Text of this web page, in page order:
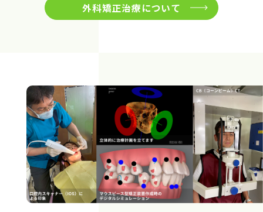
外科矯正治療について